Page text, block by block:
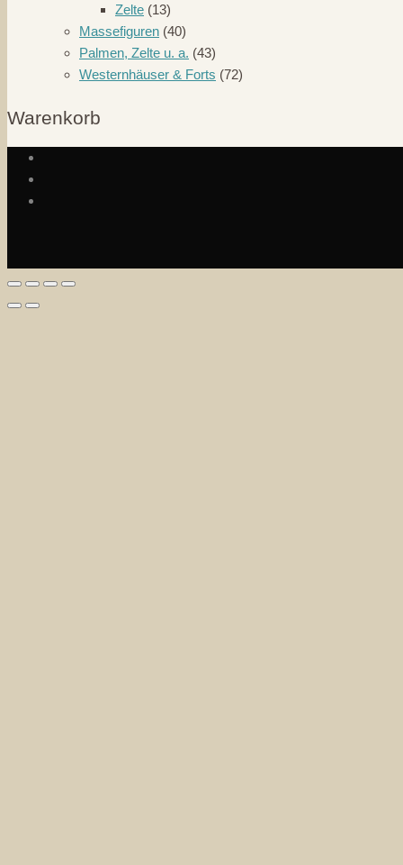
Zelte (13)
Massefiguren (40)
Palmen, Zelte u. a. (43)
Westernhäuser & Forts (72)
Warenkorb